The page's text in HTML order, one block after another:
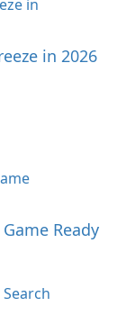
in 2026
Ready